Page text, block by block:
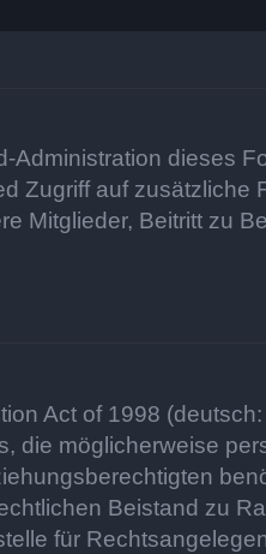
dieses
Zugriff auf
Mitglieder, Beitritt zu
Act of 1998
die möglicherweise
Beistand zu
für